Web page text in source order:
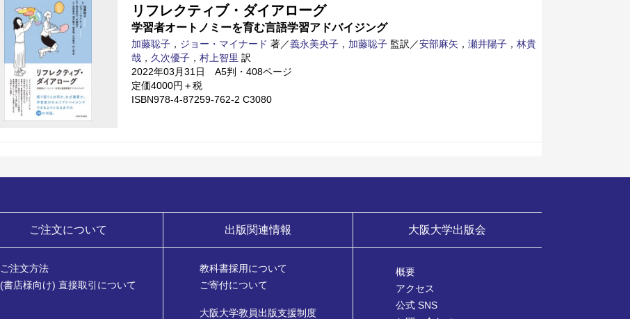
リフレクティブ・ダイアローグ
学習者オートノミーを育む言語学習アドバイジング
加藤聡子 ， ジョー・マイナード 著／義永美央子 ， 加藤聡子 監訳／安部麻矢 ， 瀬井陽子 ， 林貴
哉 ， 久次優子 ， 村上智里 訳
2022年03月31日 A5判・408ページ
定価4000円＋税
ISBN978-4-87259-762-2 C3080
ご注文について
ご注文方法
(書店様向け) 直接取引について
出版関連情報
教科書採用について
ご寄付について
大阪大学教員出版支援制度
大阪大学出版会
概要
アクセス
公式 SNS